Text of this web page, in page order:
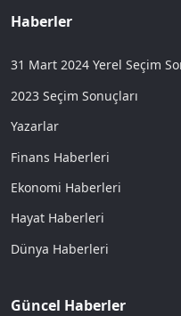
Haberler
31 Mart 2024 Yerel Seçim
2023 Seçim Sonuçları
Yazarlar
Finans Haberleri
Ekonomi Haberleri
Hayat Haberleri
Dünya Haberleri
Güncel Haberler